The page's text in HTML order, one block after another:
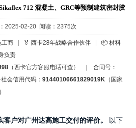
712 混凝土、GRC等预制建筑密封胶
2025-02-20 阅读：2375次
商 🏅 西卡28年战略合作伙伴
📦 材料
负责
（西卡官方客服电话可查）
合同号：
会信用代码： 91440106661829019K（国家
户对广州达高施工交付的评价。
以下